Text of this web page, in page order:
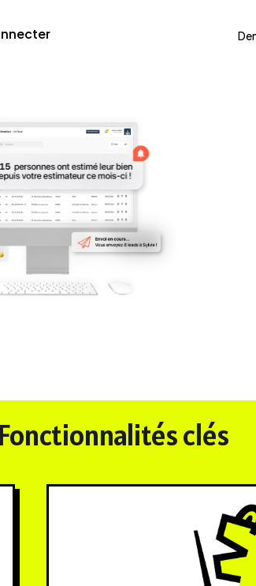
Fonctionnalités clés